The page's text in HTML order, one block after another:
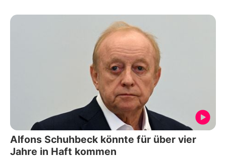
Alfons Schuhbeck könnte für über vier
Jahre in Haft kommen